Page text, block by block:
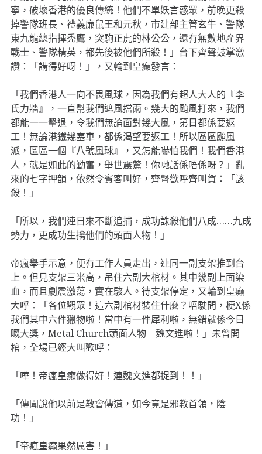
寧，破壞香港的優良傳統！他們不單妖言惑眾，前晚更殺
掉警隊班長、禮義廉鼠王和元秋，市建部主管玄牛、警隊
東九龍總指揮禿鷹，突駒正虎的林公公，還有無數地產界
戰士、警隊精英，都先後被他們所殺！」台下齊聲鼓掌激
讚：「講得好呀！」，又輪到皇癲發言：
「我們香港人一向不畏風球，因為我們有超人大人的『李
氏力牆』，一直幫我們遮風擋雨。幾大的颱風打來，我們
都能一一擊退，令我們無論面對幾大風，第日都係要返
工！無論港鐵幾塞車，都係渴望要返工！所以區區颱風
派，區區一個『八號風球』，又怎能嚇怕我們！我們香港
人，就是如此的勤奮，舉世震驚！你哋話係唔係呀？」亂
來的七字押韻，依然令賓客叫好，齊聲歡呼齊叫賀：「該
殺！」
「所以，我們連日來不斷追捕，成功誅殺他們八成……九成
勢力，更成功生擒他們的頭面人物！」
帝瘋舉手示意，便有工作人員走出，連同一副支架推到台
上。但見支架三米高，吊住六副大棺材。其中幾副上面染
血，而且劇震激蕩，實在駭人。待支架停定，又輪到皇癲
大呼：「各位觀眾！這六副棺材裝住什麼？唔駛問，梗X係
我們其中六件獵物啦！當中有一件犀利啦，無錯就係今日
嘅大獎，Metal Church頭面人物—魏文進啦！」未曾開
棺，全場已經大叫歡呼：
「嘩！帝瘋皇癲做得好！連魏文進都捉到！！」
「傳聞說他以前是教會傳道，如今竟是邪教首領，陰
功！」
「帝瘋皇癲果然厲害！」